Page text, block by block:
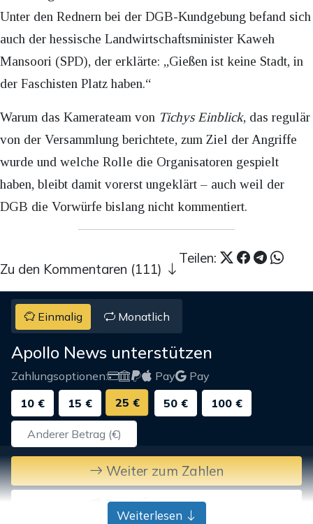
Unter den Rednern bei der DGB-Kundgebung befand sich
auch der hessische Landwirtschaftsminister Kaweh
Mansoori (SPD), der erklärte: „Gießen ist keine Stadt, in
der Faschisten Platz haben.“
Warum das Kamerateam von Tichys Einblick, das regulär
von der Versammlung berichtete, zum Ziel der Angriffe
wurde und welche Rolle die Organisatoren gespielt
haben, bleibt damit vorerst ungeklärt – auch weil der
DGB die Vorwürfe bislang nicht kommentiert.
Teilen:
Zu den Kommentaren (111)
Einmalig Monatlich
Apollo News unterstützen
Zahlungsoptionen: Pay
Pay
10 €
15 € 25 € 50 € 100 €
Weiter zum Zahlen
Bank-Überweisung
Weiterlesen